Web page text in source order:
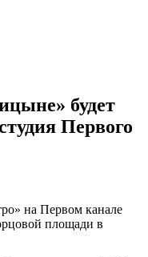
будет
Первого
на Первом канале
площади в